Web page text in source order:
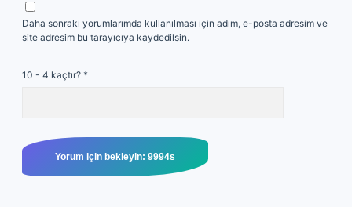
Daha sonraki yorumlarımda kullanılması için adım, e-posta adresim ve
site adresim bu tarayıcıya kaydedilsin.
10 - 4 kaçtır? *